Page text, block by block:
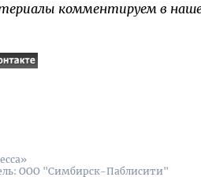
комментируем в
ООО "Симбирск-Паблисити"